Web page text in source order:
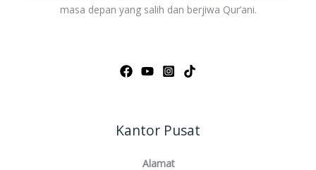
masa depan yang salih dan berjiwa Qur’ani.
Kantor Pusat
Alamat